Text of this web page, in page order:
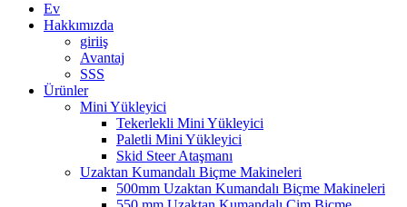
Ev
Hakkımızda
giriiş
Avantaj
SSS
Ürünler
Mini Yükleyici
Tekerlekli Mini Yükleyici
Paletli Mini Yükleyici
Skid Steer Ataşmanı
Uzaktan Kumandalı Biçme Makineleri
500mm Uzaktan Kumandalı Biçme Makineleri